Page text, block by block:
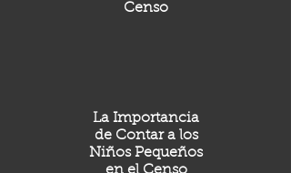
Censo
La Importancia
de Contar a los
Niños Pequeños